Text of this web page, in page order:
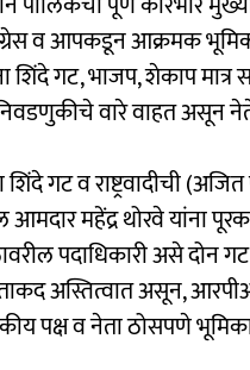
व आपकडून आक्रमक
शिंदे गट, भाजप, शेकाप
वारे वाहत असून
शिंदे गट व राष्ट्रवादीची
आमदार महेंद्र थोरवे
पदाधिकारी असे
ताकद अस्तित्वात असून,
पक्ष व नेता ठोसपणे